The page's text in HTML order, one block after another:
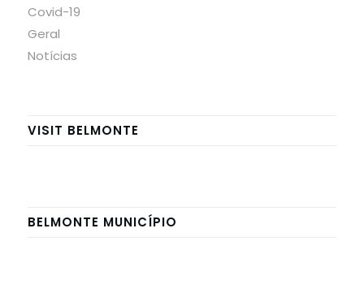
Covid-19
Geral
Notícias
VISIT BELMONTE
BELMONTE MUNICÍPIO